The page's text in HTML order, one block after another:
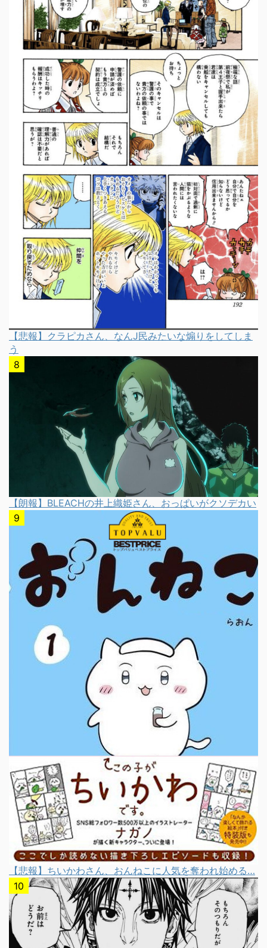
【悲報】クラピカさん、なんJ民みたいな煽りをしてしま
う
【朗報】BLEACHの井上織姫さん、おっぱいがクソデカい
【悲報】ちいかわさん、おんねこに人気を奪われ始める…